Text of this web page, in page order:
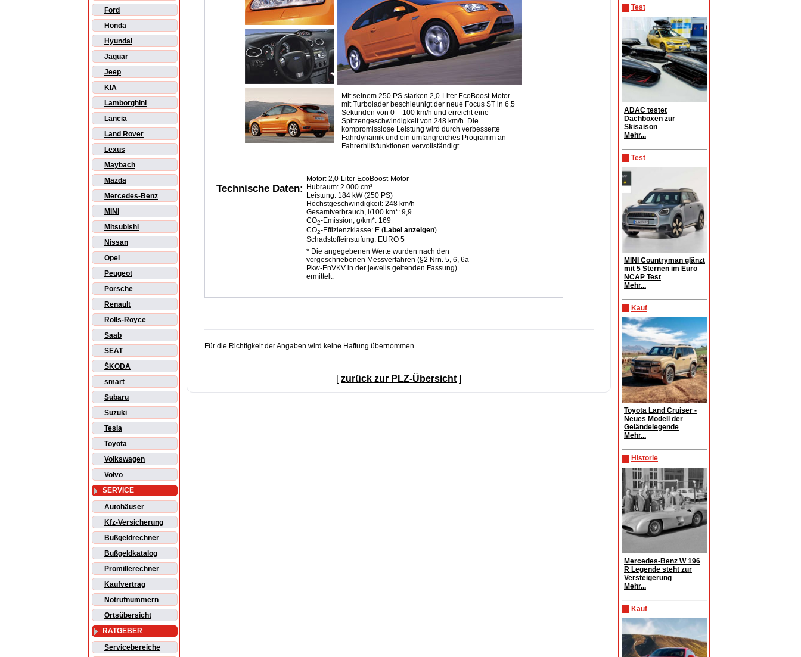
Ford
Honda
Hyundai
Jaguar
Jeep
KIA
Lamborghini
Lancia
Land Rover
Lexus
Maybach
Mazda
Mercedes-Benz
MINI
Mitsubishi
Nissan
Opel
Peugeot
Porsche
Renault
Rolls-Royce
Saab
SEAT
ŠKODA
smart
Subaru
Suzuki
Tesla
Toyota
Volkswagen
Volvo
SERVICE
Autohäuser
Kfz-Versicherung
Bußgeldrechner
Bußgeldkatalog
Promillerechner
Kaufvertrag
Notrufnummern
Ortsübersicht
RATGEBER
Servicebereiche
Test
ADAC testet
Dachboxen zur
Skisaison
Mehr...
Test
MINI Countryman glänzt
mit 5 Sternen im Euro
NCAP Test
Mehr...
Kauf
Toyota Land Cruiser -
Neues Modell der
Geländelegende
Mehr...
Historie
Mercedes-Benz W 196
R Legende steht zur
Versteigerung
Mehr...
Kauf
Mit seinem 250 PS starken 2,0-Liter EcoBoost-Motor
mit Turbolader beschleunigt der neue Focus ST in 6,5
Sekunden von 0 – 100 km/h und erreicht eine
Spitzengeschwindigkeit von 248 km/h. Die
kompromisslose Leistung wird durch verbesserte
Fahrdynamik und ein umfangreiches Programm an
Fahrerhilfsfunktionen vervollständigt.
Technische Daten:
Motor: 2,0-Liter EcoBoost-Motor
Hubraum: 2.000 cm³
Leistung: 184 kW (250 PS)
Höchstgeschwindigkeit: 248 km/h
Gesamtverbrauch, l/100 km*: 9,9
CO2-Emission, g/km*: 169
CO2-Effizienzklasse: E (Label anzeigen)
Schadstoffeinstufung: EURO 5
* Die angegebenen Werte wurden nach den
vorgeschriebenen Messverfahren (§2 Nrn. 5, 6, 6a
Pkw-EnVKV in der jeweils geltenden Fassung)
ermittelt.
Für die Richtigkeit der Angaben wird keine Haftung übernommen.
zurück zur PLZ-Übersicht]